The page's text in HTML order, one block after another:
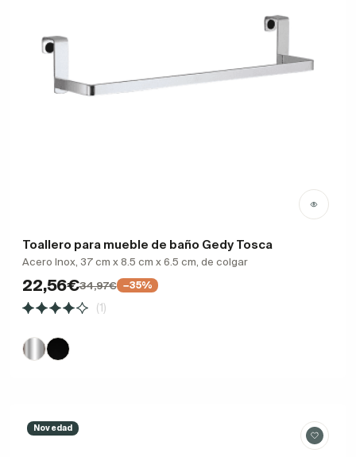
Toallero para mueble de baño Gedy Tosca
Acero Inox, 37 cm x 8.5 cm x 6.5 cm, de colgar
22,56€34,97€ −35%
(1)
Novedad